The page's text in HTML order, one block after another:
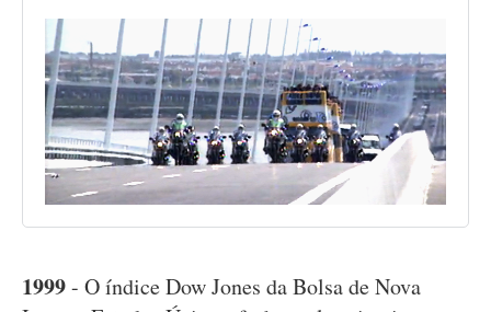
1999- O índice Dow Jones da Bolsa de Nova